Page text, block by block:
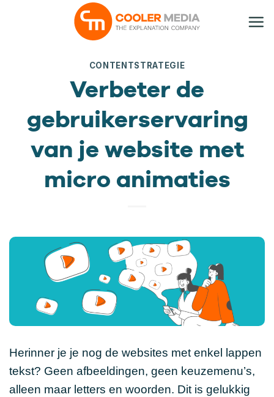
CONTENTSTRATEGIE
Verbeter de
gebruikerservaring
van je website met
micro animaties
Herinner je je nog de websites met enkel lappen
tekst? Geen afbeeldingen, geen keuzemenu’s,
alleen maar letters en woorden. Dit is gelukkig